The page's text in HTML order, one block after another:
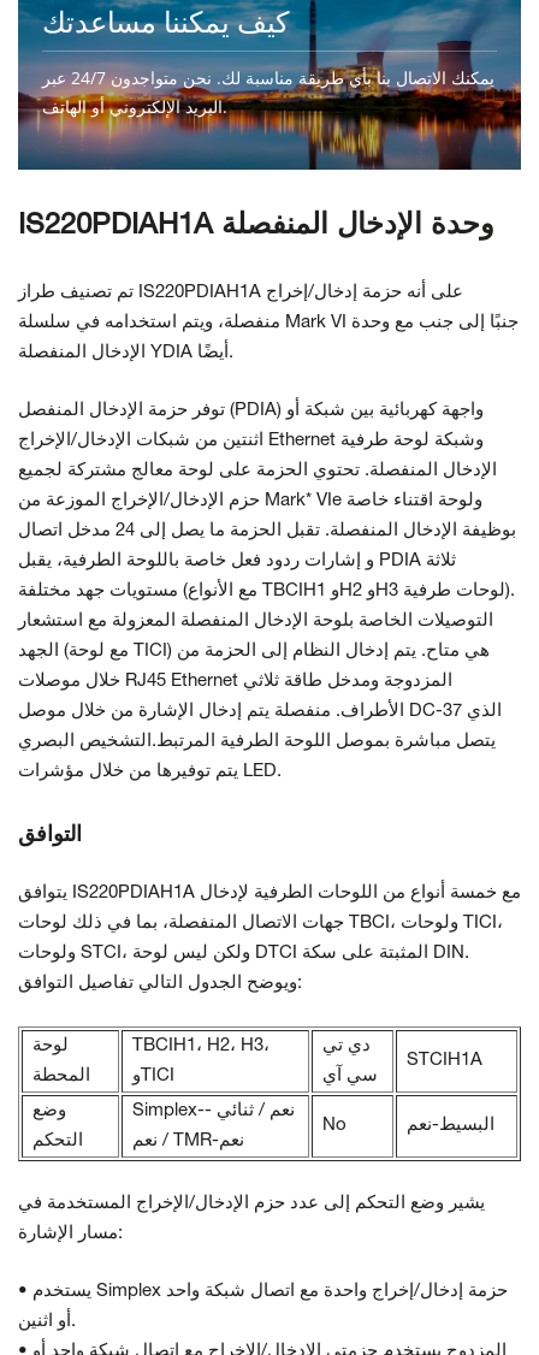
كيف يمكننا مساعدتك
يمكنك الاتصال بنا بأي طريقة مناسبة لك. نحن متواجدون 24/7 عبر
البريد الإلكتروني أو الهاتف.
اتصل بنا
IS220PDIAH1A وحدة الإدخال المنفصلة
تم تصنيف طراز IS220PDIAH1A على أنه حزمة إدخال/إخراج
منفصلة، ويتم استخدامه في سلسلة Mark VI جنبًا إلى جنب مع وحدة
الإدخال المنفصلة YDIA أيضًا.
توفر حزمة الإدخال المنفصل (PDIA) واجهة كهربائية بين شبكة أو
اثنتين من شبكات الإدخال/الإخراج Ethernet وشبكة لوحة طرفية
الإدخال المنفصلة. تحتوي الحزمة على لوحة معالج مشتركة لجميع
حزم الإدخال/الإخراج الموزعة من Mark* VIe ولوحة اقتناء خاصة
بوظيفة الإدخال المنفصلة. تقبل الحزمة ما يصل إلى 24 مدخل اتصال
و
إشارات ردود فعل خاصة باللوحة الطرفية، يقبل PDIA ثلاثة
مستويات جهد مختلفة (مع الأنواع TBCIH1 وH2 وH3 لوحات طرفية).
التوصيلات الخاصة بلوحة الإدخال المنفصلة المعزولة مع استشعار
الجهد (مع لوحة TICI) هي متاح. يتم إدخال النظام إلى الحزمة من
خلال موصلات RJ45 Ethernet المزدوجة ومدخل طاقة ثلاثي
الأطراف. منفصلة يتم إدخال الإشارة من خلال موصل DC-37 الذي
يتصل مباشرة بموصل اللوحة الطرفية المرتبط. التشخيص البصري
يتم توفيرها من خلال مؤشرات LED.
التوافق
يتوافق IS220PDIAH1A مع خمسة أنواع من اللوحات الطرفية لإدخال
جهات الاتصال المنفصلة، بما في ذلك لوحات TBCI، ولوحات TICI،
ولوحات STCI، ولكن ليس لوحة DTCI المثبتة على سكة DIN.
ويوضح الجدول التالي تفاصيل التوافق:
لوحة
المحطة
TBCIH1، H2، H3،
وTICI
دي تي
سي آي
STCIH1A
وضع
التحكم
Simplex-نعم / ثنائي -
نعم / TMR-نعم
No البسيط-نعم
يشير وضع التحكم إلى عدد حزم الإدخال/الإخراج المستخدمة في
مسار الإشارة:
• يستخدم Simplex حزمة إدخال/إخراج واحدة مع اتصال شبكة واحد
أو اثنين.
• المزدوج يستخدم حزمتي الإدخال/الإخراج مع اتصال شبكة واحد أو